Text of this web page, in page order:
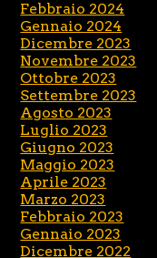
Febbraio 2024
Gennaio 2024
Dicembre 2023
Novembre 2023
Ottobre 2023
Settembre 2023
Agosto 2023
Luglio 2023
Giugno 2023
Maggio 2023
Aprile 2023
Marzo 2023
Febbraio 2023
Gennaio 2023
Dicembre 2022